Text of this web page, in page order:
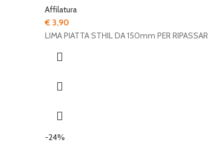
Affilatura
€ 3,90
LIMA PIATTA STHIL DA 150mm PER
-24%